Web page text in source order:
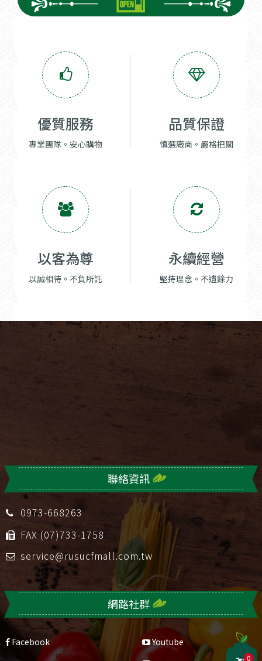
優質服務
專業團隊。安心購物
品質保證
慎選廠商。嚴格把關
以客為尊
以誠相待。不負所託
永續經營
堅持理念。不遺餘力
聯絡資訊
0973-668263
FAX (07)733-1758
service@rusucfmall.com.tw
網路社群
Facebook
Youtube
0